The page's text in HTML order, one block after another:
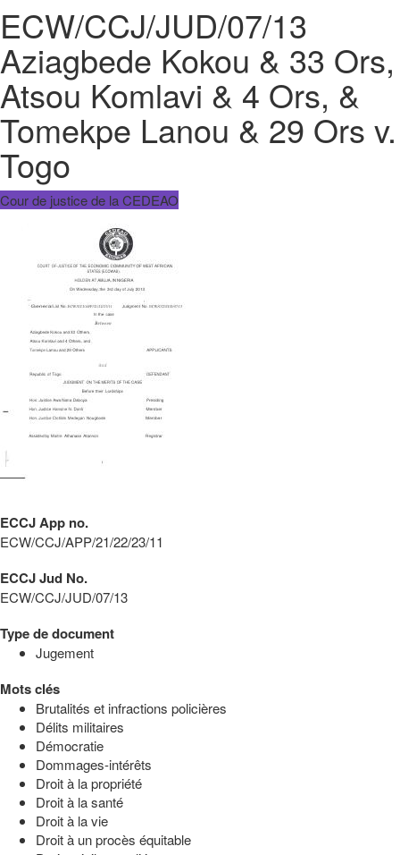
ECW/CCJ/JUD/07/13
Aziagbede Kokou & 33 Ors,
Atsou Komlavi & 4 Ors, &
Tomekpe Lanou & 29 Ors v.
Togo
Cour de justice de la CEDEAO
ECCJ App no.
ECW/CCJ/APP/21/22/23/11
ECCJ Jud No.
ECW/CCJ/JUD/07/13
Type de document
Jugement
Mots clés
Brutalités et infractions policières
Délits militaires
Démocratie
Dommages-intérêts
Droit à la propriété
Droit à la santé
Droit à la vie
Droit à un procès équitable